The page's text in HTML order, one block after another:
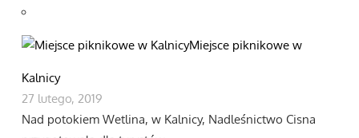
Miejsce piknikowe w
Kalnicy
27 lutego, 2019
Nad potokiem Wetlina, w Kalnicy, Nadleśnictwo Cisna